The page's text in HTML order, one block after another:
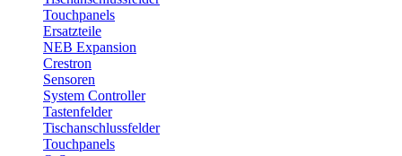
Touchpanels
Ersatzteile
NEB Expansion
Crestron
Sensoren
System Controller
Tastenfelder
Tischanschlussfelder
Touchpanels